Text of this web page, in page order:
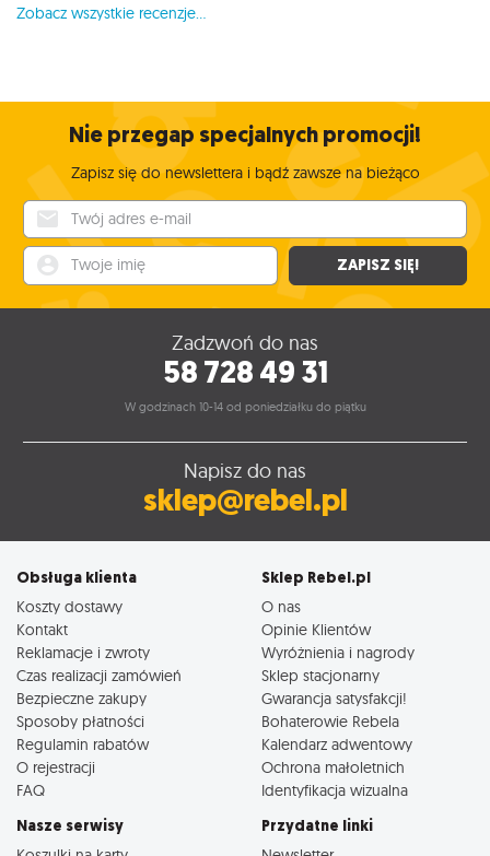
Zobacz wszystkie recenzje...
Nie przegap specjalnych promocji!
Zapisz się do newslettera i bądź zawsze na bieżąco
ZAPISZ SIĘ!
Zadzwoń do nas
58 728 49 31
W godzinach 10-14 od poniedziałku do piątku
Napisz do nas
sklep@rebel.pl
Obsługa klienta
Koszty dostawy
Kontakt
Reklamacje i zwroty
Czas realizacji zamówień
Bezpieczne zakupy
Sposoby płatności
Regulamin rabatów
O rejestracji
FAQ
Sklep Rebel.pl
O nas
Opinie Klientów
Wyróżnienia i nagrody
Sklep stacjonarny
Gwarancja satysfakcji!
Bohaterowie Rebela
Kalendarz adwentowy
Ochrona małoletnich
Identyfikacja wizualna
Nasze serwisy Przydatne linki